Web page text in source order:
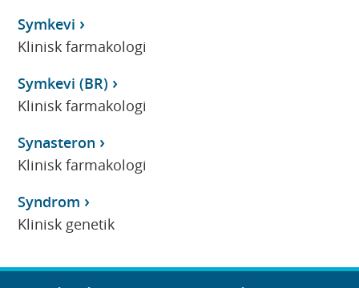
Symkevi
Klinisk farmakologi
Symkevi (BR)
Klinisk farmakologi
Synasteron
Klinisk farmakologi
Syndrom
Klinisk genetik